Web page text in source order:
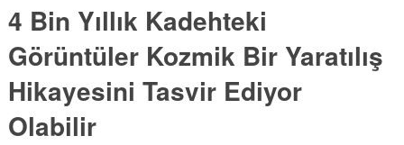
4 Bin Yıllık Kadehteki
Görüntüler Kozmik Bir Yaratılış
Hikayesini Tasvir Ediyor
Olabilir